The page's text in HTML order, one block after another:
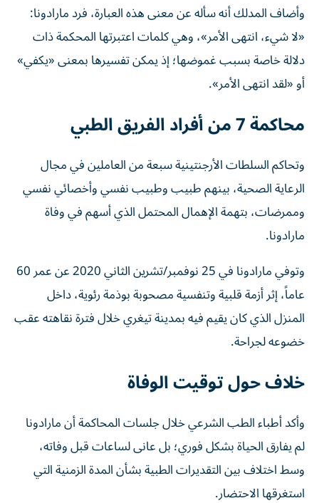
وأضاف المدلك أنه سأله عن معنى هذه العبارة، فرد مارادونا:
«لا شيء، انتهى الأمر»، وهي كلمات اعتبرتها المحكمة ذات
دلالة خاصة بسبب غموضها؛ إذ يمكن تفسيرها بمعنى «يكفي»
أو «لقد انتهى الأمر».
محاكمة 7 من أفراد الفريق الطبي
وتحاكم السلطات الأرجنتينية سبعة من العاملين في مجال
الرعاية الصحية، بينهم طبيب وطبيب نفسي وأخصائي نفسي
وممرضات، بتهمة الإهمال المحتمل الذي أسهم في وفاة
مارادونا.
وتوفي مارادونا في 25 نوفمبر/تشرين الثاني 2020 عن عمر 60
عاماً، إثر أزمة قلبية وتنفسية مصحوبة بوذمة رئوية، داخل
المنزل الذي كان يقيم فيه بمدينة تيغري خلال فترة نقاهته عقب
خضوعه لجراحة.
خلاف حول توقيت الوفاة
وأكد أطباء الطب الشرعي خلال جلسات المحاكمة أن مارادونا
لم يفارق الحياة بشكل فوري؛ بل عانى لساعات قبل وفاته،
وسط اختلاف بين التقديرات الطبية بشأن المدة الزمنية التي
استغرقها الاحتضار.